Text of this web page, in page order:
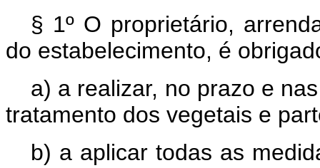
§ 1º O proprietário,
do estabelecimento, é
a) a realizar, no prazo e
tratamento dos vegetais e
b) a aplicar todas as